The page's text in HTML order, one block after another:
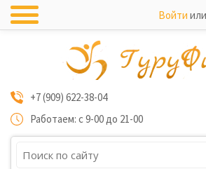
Войти или
+7 (909) 622-38-04
Работаем: с 9-00 до 21-00